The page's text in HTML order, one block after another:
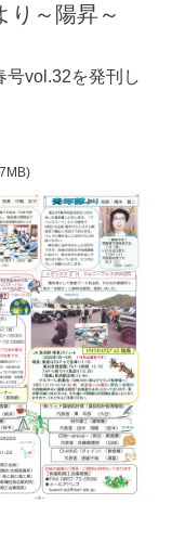
り～陽昇～
号vol.32を発刊し